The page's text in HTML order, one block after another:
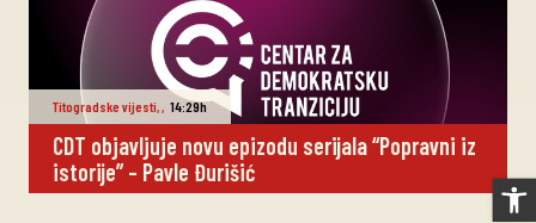
Titogradske vijesti,, 14:29h
CDT objavljuje novu epizodu serijala “Popravni iz
istorije” – Pavle Đurišić